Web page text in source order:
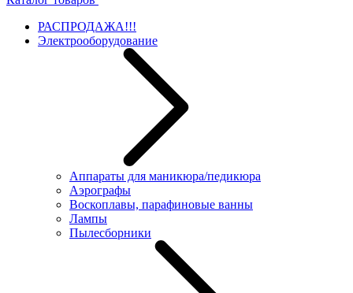
РАСПРОДАЖА!!!
Электрооборудование
Аппараты для маникюра/педикюра
Аэрографы
Воскоплавы, парафиновые ванны
Лампы
Пылесборники